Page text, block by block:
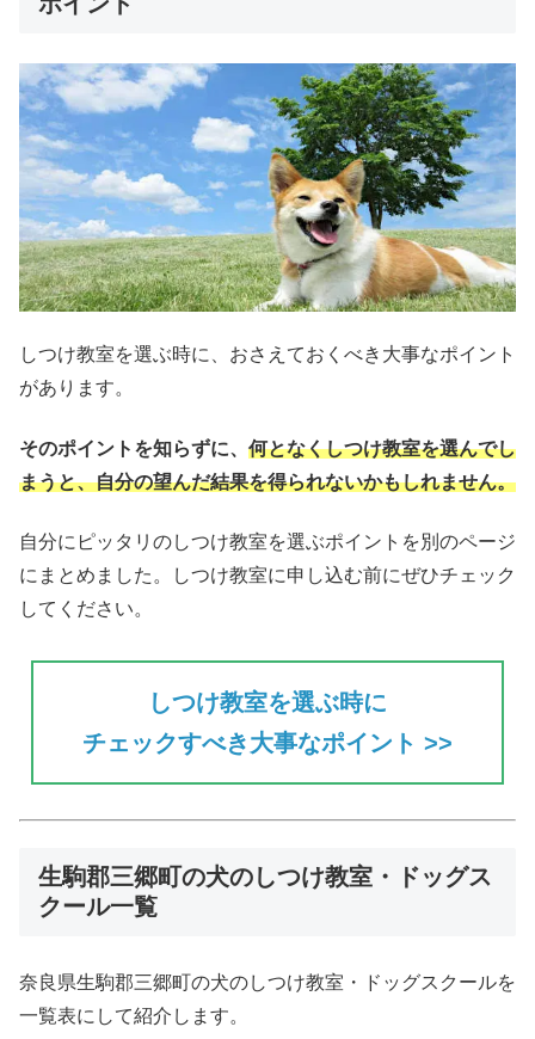
しつけ教室を選ぶ時に、おさえておくべき大事なポイント
があります。
そのポイントを知らずに、 何となくしつけ教室を選んでし
まうと、自分の望んだ結果を得られないかもしれません。
自分にピッタリのしつけ教室を選ぶポイントを別のページ
にまとめました。しつけ教室に申し込む前にぜひチェック
してください。
しつけ教室を選ぶ時に
チェックすべき大事なポイント >>
生駒郡三郷町の犬のしつけ教室・ドッグス
クール一覧
奈良県生駒郡三郷町の犬のしつけ教室・ドッグスクールを
一覧表にして紹介します。